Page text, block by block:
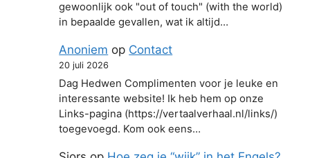
gewoonlijk ook "out of touch" (with the world)
in bepaalde gevallen, wat ik altijd…
Anoniem op Contact
20 juli 2026
Dag Hedwen Complimenten voor je leuke en
interessante website! Ik heb hem op onze
Links-pagina (https://vertaalverhaal.nl/links/)
toegevoegd. Kom ook eens…